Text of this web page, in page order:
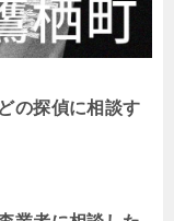
の探偵に相談す